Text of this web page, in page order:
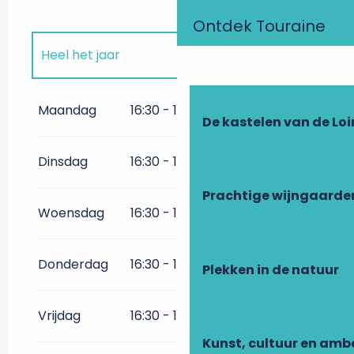
Ontdek Touraine
De kastelen van de
Prachtige
Plekken in de natuur
Kunst, cultuur en
Heel het jaar
Heel het jaar 2027
Maandag 16:30 - 10:30
Dinsdag 16:30 - 10:30
Woensdag 16:30 - 10:30
Donderdag 16:30 - 10:30
Vrijdag 16:30 - 10:30